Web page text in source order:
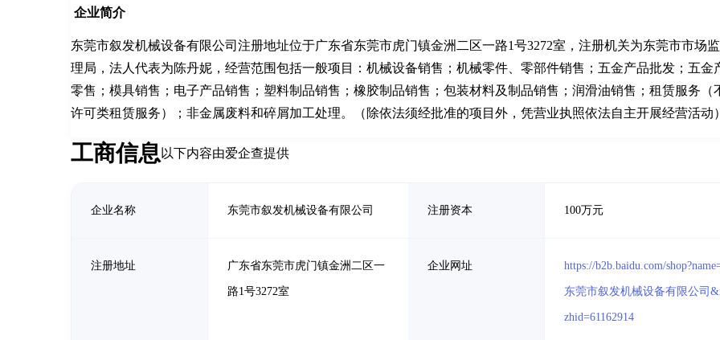
企业简介
东莞市叙发机械设备有限公司注册地址位于广东省东莞市虎门镇金洲二区一路1号3272室，注册机关为东莞市市场
理局，法人代表为陈丹妮，经营范围包括一般项目：机械设备销售；机械零件、零部件销售；五金产品批发；五金
零售；模具销售；电子产品销售；塑料制品销售；橡胶制品销售；包装材料及制品销售；润滑油销售；租赁服务（
许可类租赁服务）；非金属废料和碎屑加工处理。（除依法须经批准的项目外，凭营业执照依法自主开展经营活动）
工商信息以下内容由爱企查提供
企业名称 东莞市叙发机械设备有限公司 注册资本 100万元
注册地址 广东省东莞市虎门镇金洲二区一
路1号3272室
企业网址 https://b2b.baidu.com/
东莞市叙发机械设备有限公司
zhid=61162914